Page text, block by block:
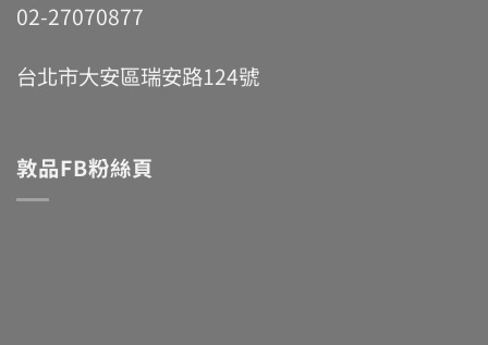
02-27070877
台北市大安區瑞安路124號
敦品FB粉絲頁